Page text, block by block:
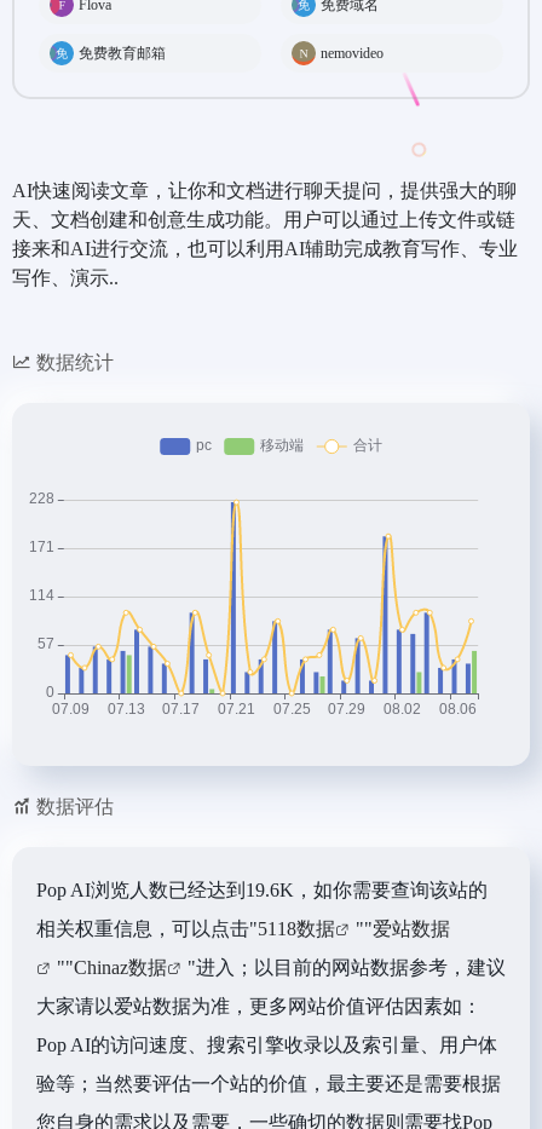
Flova 免费域名
免费教育邮箱 nemovideo
AI快速阅读文章，让你和文档进行聊天提问，提供强大的聊
天、文档创建和创意生成功能。用户可以通过上传文件或链
接来和AI进行交流，也可以利用AI辅助完成教育写作、专业
写作、演示..
数据统计
数据评估
Pop AI浏览人数已经达到19.6K，如你需要查询该站的
相关权重信息，可以点击"5118数据 ""爱站数据
""Chinaz数据
"进入；以目前的网站数据参考，建议
大家请以爱站数据为准，更多网站价值评估因素如：
Pop AI的访问速度、搜索引擎收录以及索引量、用户体
验等；当然要评估一个站的价值，最主要还是需要根据
您自身的需求以及需要，一些确切的数据则需要找Pop